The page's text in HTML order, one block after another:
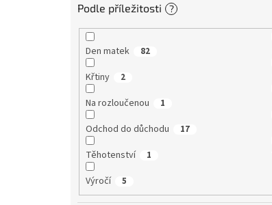
Podle příležitosti ?
Den matek 82
Křtiny 2
Na rozloučenou 1
Odchod do důchodu 17
Těhotenství 1
Výročí 5